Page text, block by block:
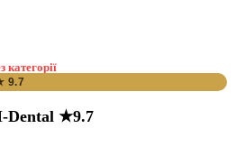
категорії
9.7
Dental ★9.7